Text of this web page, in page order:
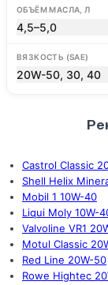
ОБЪЁМ МАСЛА, Л
4,5–5,0
ВЯЗКОСТЬ (SAE)
20W-50, 30, 40
Castrol Classic
Shell Helix
Mobil 1 10W-40
Liqui Moly 10W-
Valvoline VR1
Motul Classic
Red Line 20W-50
Rowe Hightec